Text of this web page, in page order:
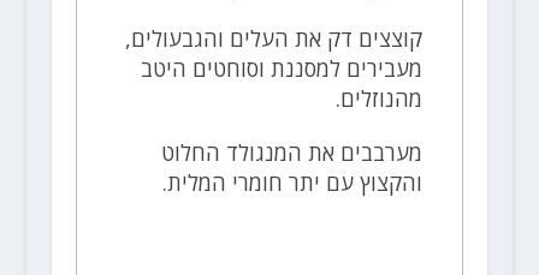
קוצצים דק את העלים והגבעולים,
מעבירים למסננת וסוחטים היטב
מהנוזלים.
מערבבים את המנגולד החלוט
והקצוץ עם יתר חומרי המלית.